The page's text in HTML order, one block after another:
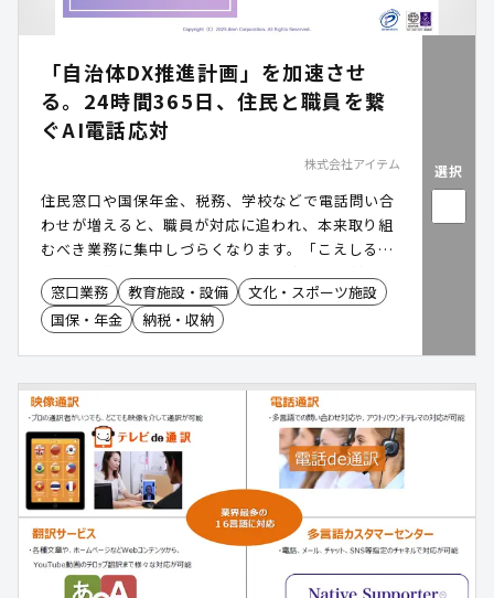
「自治体DX推進計画」を加速させ
る。24時間365日、住民と職員を繋
ぐAI電話応対
株式会社アイテム
住民窓口や国保年金、税務、学校などで電話問い合
わせが増えると、職員が対応に追われ、本来取り組
むべき業務に集中しづらくなります。「こえしる
べ」は、複雑化する住民からの問い合わせに対し、
AIボイスボットを活用した 電話DX で応対を自動化
します 。窓口業務の「 働き方改革 」を強力に推進
バイド対策 としても有効で、すべての住民が等しく
行政サービスにアクセスできる環境を構築します。
窓口業務 教育施設・設備
文化・スポーツ施設
国保・年金
納税・収納
選択